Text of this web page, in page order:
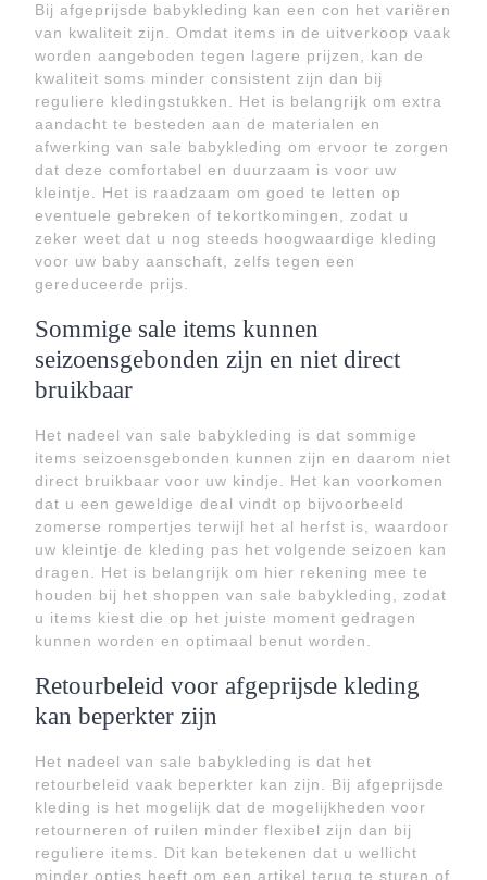
Bij afgeprijsde babykleding kan een con het variëren
van kwaliteit zijn. Omdat items in de uitverkoop vaak
worden aangeboden tegen lagere prijzen, kan de
kwaliteit soms minder consistent zijn dan bij
reguliere kledingstukken. Het is belangrijk om extra
aandacht te besteden aan de materialen en
afwerking van sale babykleding om ervoor te zorgen
dat deze comfortabel en duurzaam is voor uw
kleintje. Het is raadzaam om goed te letten op
eventuele gebreken of tekortkomingen, zodat u
zeker weet dat u nog steeds hoogwaardige kleding
voor uw baby aanschaft, zelfs tegen een
gereduceerde prijs.
Sommige sale items kunnen
seizoensgebonden zijn en niet direct
bruikbaar
Het nadeel van sale babykleding is dat sommige
items seizoensgebonden kunnen zijn en daarom niet
direct bruikbaar voor uw kindje. Het kan voorkomen
dat u een geweldige deal vindt op bijvoorbeeld
zomerse rompertjes terwijl het al herfst is, waardoor
uw kleintje de kleding pas het volgende seizoen kan
dragen. Het is belangrijk om hier rekening mee te
houden bij het shoppen van sale babykleding, zodat
u items kiest die op het juiste moment gedragen
kunnen worden en optimaal benut worden.
Retourbeleid voor afgeprijsde kleding
kan beperkter zijn
Het nadeel van sale babykleding is dat het
retourbeleid vaak beperkter kan zijn. Bij afgeprijsde
kleding is het mogelijk dat de mogelijkheden voor
retourneren of ruilen minder flexibel zijn dan bij
reguliere items. Dit kan betekenen dat u wellicht
minder opties heeft om een artikel terug te sturen of